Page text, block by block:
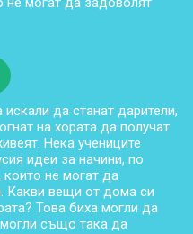
да станат дарители,
на хората да получат
Нека учениците
идеи за начини, по
които не могат да
Какви вещи от дома си
Това биха могли да
също така да